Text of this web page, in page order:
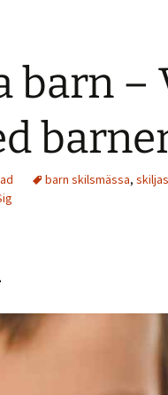
barn –
barn skilsmässa, skiljas